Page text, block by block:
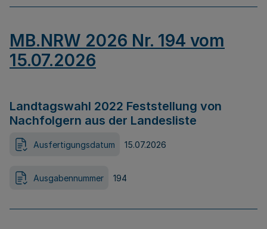
MB.NRW 2026 Nr. 194 vom
15.07.2026
Landtagswahl 2022 Feststellung von
Nachfolgern aus der Landesliste
Ausfertigungsdatum 15.07.2026
Ausgabennummer 194